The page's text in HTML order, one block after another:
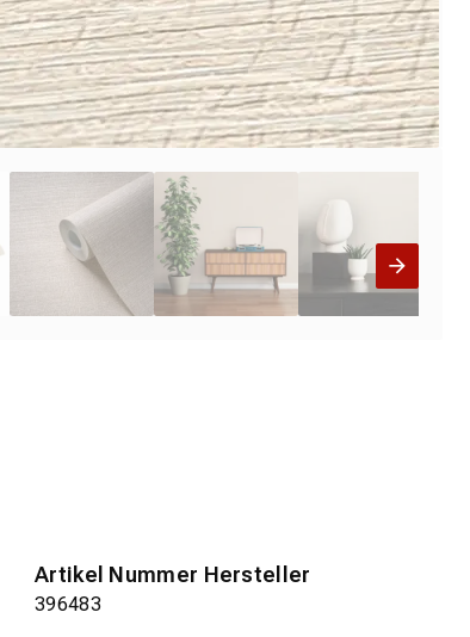
Artikel Nummer Hersteller
396483